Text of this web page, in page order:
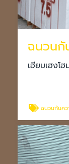
ฉนวนกั
เฮียบเฮงโ
ฉนวนกันคว